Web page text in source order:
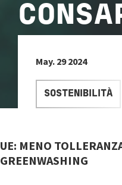
May. 29 2024
SOSTENIBILITÀ
UE: MENO
GREENWASHING